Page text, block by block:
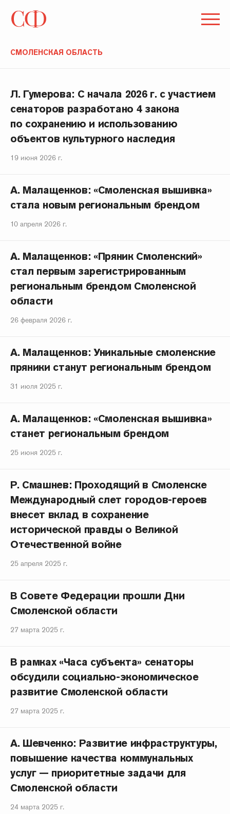
СМОЛЕНСКАЯ ОБЛАСТЬ
Л. Гумерова: С начала 2026 г. с участием
сенаторов разработано 4 закона
по сохранению и использованию
объектов культурного наследия
19 июня 2026 г.
А. Малащенков: «Смоленская вышивка»
стала новым региональным брендом
10 апреля 2026 г.
А. Малащенков: «Пряник Смоленский»
стал первым зарегистрированным
региональным брендом Смоленской
области
26 февраля 2026 г.
А. Малащенков: Уникальные смоленские
пряники станут региональным брендом
31 июля 2025 г.
А. Малащенков: «Смоленская вышивка»
станет региональным брендом
25 июня 2025 г.
Р. Смашнев: Проходящий в Смоленске
Международный слет городов-героев
внесет вклад в сохранение
исторической правды о Великой
Отечественной войне
25 апреля 2025 г.
В Совете Федерации прошли Дни
Смоленской области
27 марта 2025 г.
В рамках «Часа субъекта» сенаторы
обсудили социально-экономическое
развитие Смоленской области
27 марта 2025 г.
А. Шевченко: Развитие инфраструктуры,
повышение качества коммунальных
услуг — приоритетные задачи для
Смоленской области
24 марта 2025 г.